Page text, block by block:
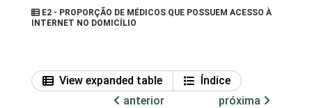
E2 - PROPORÇÃO DE MÉDICOS QUE POSSUEM ACESSO À
INTERNET NO DOMICÍLIO
View expanded table
Índice
anterior
próxima